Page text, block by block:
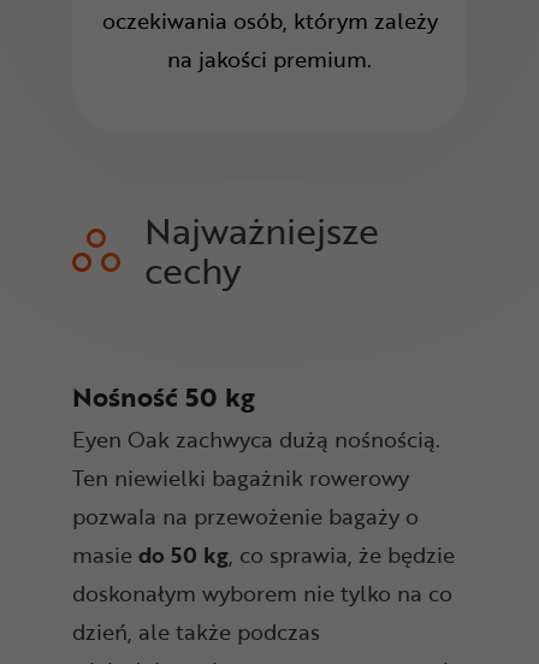
oczekiwania osób, którym zależy
na jakości premium.
Najważniejsze
cechy
Nośność 50 kg
Eyen Oak zachwyca dużą nośnością.
Ten niewielki bagażnik rowerowy
pozwala na przewożenie bagaży o
masiedo 50 kg, co sprawia, że będzie
doskonałym wyborem nie tylko na co
dzień, ale także podczas